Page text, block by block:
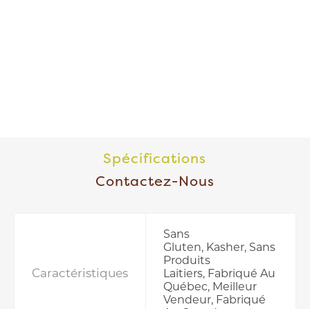
Spécifications
Contactez-Nous
Caractéristiques
Sans
Gluten, Kasher, Sans
Produits
Laitiers, Fabriqué Au
Québec, Meilleur
Vendeur, Fabriqué